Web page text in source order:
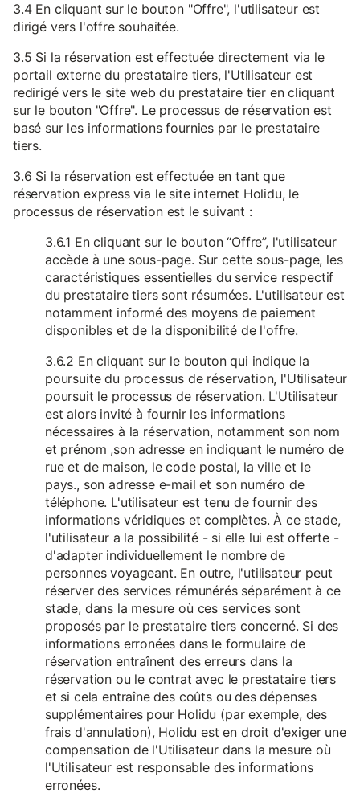
3.4 En cliquant sur le bouton "Offre", l'utilisateur est
dirigé vers l'offre souhaitée.
3.5 Si la réservation est effectuée directement via le
portail externe du prestataire tiers, l'Utilisateur est
redirigé vers le site web du prestataire tier en cliquant
sur le bouton "Offre". Le processus de réservation est
basé sur les informations fournies par le prestataire
tiers.
3.6 Si la réservation est effectuée en tant que
réservation express via le site internet Holidu, le
processus de réservation est le suivant :
3.6.1 En cliquant sur le bouton “Offre”, l'utilisateur
accède à une sous-page. Sur cette sous-page, les
caractéristiques essentielles du service respectif
du prestataire tiers sont résumées. L'utilisateur est
notamment informé des moyens de paiement
disponibles et de la disponibilité de l'offre.
3.6.2 En cliquant sur le bouton qui indique la
poursuite du processus de réservation, l'Utilisateur
poursuit le processus de réservation. L'Utilisateur
est alors invité à fournir les informations
nécessaires à la réservation, notamment son nom
et prénom ,son adresse en indiquant le numéro de
rue et de maison, le code postal, la ville et le
pays., son adresse e-mail et son numéro de
téléphone. L'utilisateur est tenu de fournir des
informations véridiques et complètes. À ce stade,
l'utilisateur a la possibilité - si elle lui est offerte -
d'adapter individuellement le nombre de
personnes voyageant. En outre, l'utilisateur peut
réserver des services rémunérés séparément à ce
stade, dans la mesure où ces services sont
proposés par le prestataire tiers concerné. Si des
informations erronées dans le formulaire de
réservation entraînent des erreurs dans la
réservation ou le contrat avec le prestataire tiers
et si cela entraîne des coûts ou des dépenses
supplémentaires pour Holidu (par exemple, des
frais d'annulation), Holidu est en droit d'exiger une
compensation de l'Utilisateur dans la mesure où
l'Utilisateur est responsable des informations
erronées.